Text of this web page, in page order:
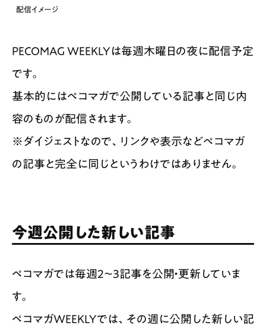
配信イメージ
PECOMAG WEEKLYは毎週木曜日の夜に配信予定
です。
基本的にはペコマガで公開している記事と同じ内
容のものが配信されます。
※ダイジェストなので、リンクや表示などペコマガ
の記事と完全に同じというわけではありません。
今週公開した新しい記事
ペコマガでは毎週2〜3記事を公開・更新していま
す。
ペコマガWEEKLYでは、その週に公開した新しい記